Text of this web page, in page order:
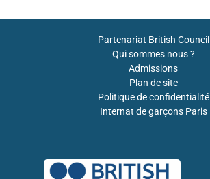
Partenariat British Council
Qui sommes nous ?
Admissions
Plan de site
Politique de confidentialité
Internat de garçons Paris